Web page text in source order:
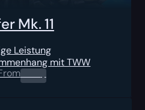
Mk. 11
Leistung
mit TWW
0.00$